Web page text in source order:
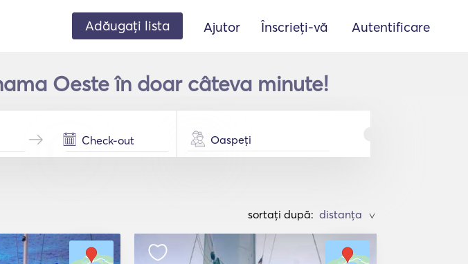
Adăugați lista Ajutor Înscrieți-vă Autentificare
Oeste în doar câteva minute!
Oaspeți
sortați după: >